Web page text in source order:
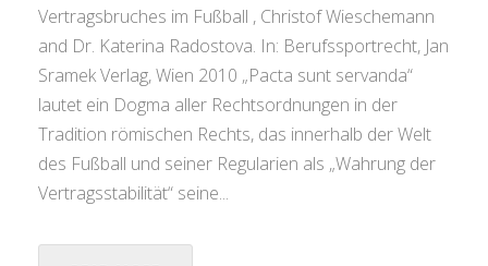
Vertragsbruches im Fußball , Christof Wieschemann
and Dr. Katerina Radostova. In: Berufssportrecht, Jan
Sramek Verlag, Wien 2010 „Pacta sunt servanda“
lautet ein Dogma aller Rechtsordnungen in der
Tradition römischen Rechts, das innerhalb der Welt
des Fußball und seiner Regularien als „Wahrung der
Vertragsstabilität“ seine...